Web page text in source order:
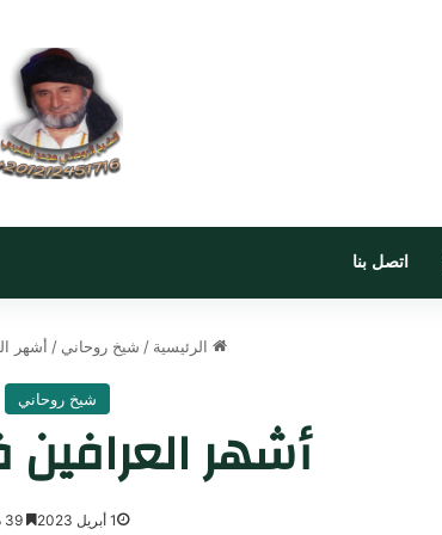
اتصل بنا
الرئيسية / شيخ روحاني / أشهر
شيخ روحاني
أشهر
1 أبريل 2023